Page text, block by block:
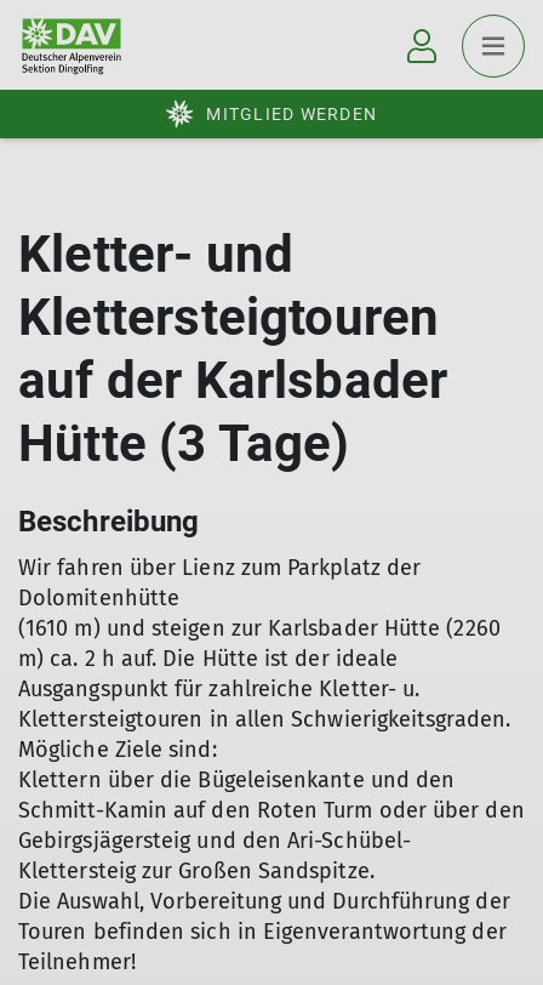
MITGLIED WERDEN
Kletter- und
Klettersteigtouren
auf der Karlsbader
Hütte (3 Tage)
Beschreibung
Wir fahren über Lienz zum Parkplatz der
Dolomitenhütte
(1610 m) und steigen zur Karlsbader Hütte (2260
m) ca. 2 h auf. Die Hütte ist der ideale
Ausgangspunkt für zahlreiche Kletter- u.
Klettersteigtouren in allen Schwierigkeitsgraden.
Mögliche Ziele sind:
Klettern über die Bügeleisenkante und den
Schmitt-Kamin auf den Roten Turm oder über den
Gebirgsjägersteig und den Ari-Schübel-
Klettersteig zur Großen Sandspitze.
Die Auswahl, Vorbereitung und Durchführung der
Touren befinden sich in Eigenverantwortung der
Teilnehmer!